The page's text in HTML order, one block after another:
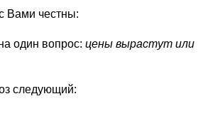
Вами честны:
один вопрос: цены вырастут или
следующий: